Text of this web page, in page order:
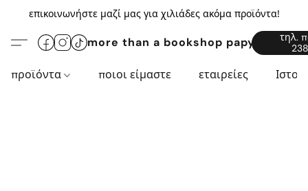
επικοινωνήστε μαζί μας για χιλιάδες ακόμα προϊόντα!
more than a bookshop
τηλ.
προϊόντα ποιοι είμαστε εταιρείες